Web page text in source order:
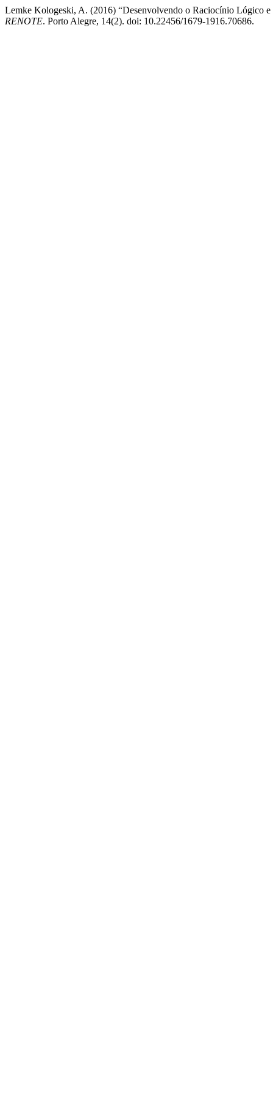
Lemke Kologeski, A. (2016) “Desenvolvendo o Raciocínio Lógico
RENOTE. Porto Alegre, 14(2). doi: 10.22456/1679-1916.70686.